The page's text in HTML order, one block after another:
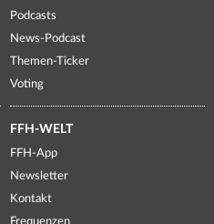
Podcasts
News-Podcast
Themen-Ticker
Voting
FFH-WELT
FFH-App
Newsletter
Kontakt
Frequenzen